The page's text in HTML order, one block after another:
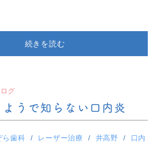
続きを読む
グ
うで知らない口内炎
ら歯科 レーザー治療 井高野
口内